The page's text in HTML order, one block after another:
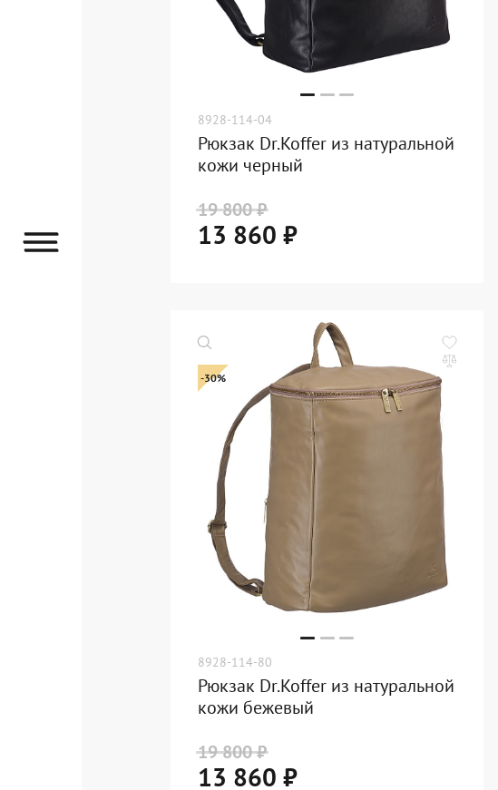
8928-114-04
Рюкзак Dr.Koffer из натуральной
кожи черный
19 800 ₽
13 860 ₽
-30%
8928-114-80
Рюкзак Dr.Koffer из натуральной
кожи бежевый
19 800 ₽
13 860 ₽